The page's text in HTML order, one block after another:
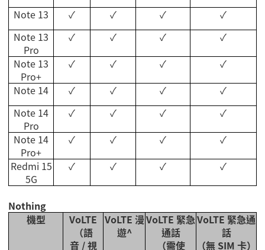
Note 13
✓ ✓ ✓
✓
Note 13
Pro
✓ ✓ ✓
✓
Note 13
Pro+
✓ ✓ ✓
✓
Note 14
✓ ✓ ✓
✓
Note 14
Pro
✓ ✓ ✓
✓
Note 14
Pro+
✓ ✓ ✓
✓
Redmi 15
5G
✓ ✓ ✓ ✓
Nothing
機型
VoLTE
（語
音/視
VoLTE 漫
遊^
VoLTE 緊急
通話
（需使
VoLTE 緊急通
話
（無 SIM 卡）